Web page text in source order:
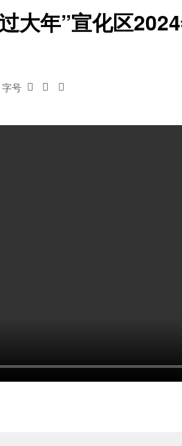
大年”宣化区
字号   